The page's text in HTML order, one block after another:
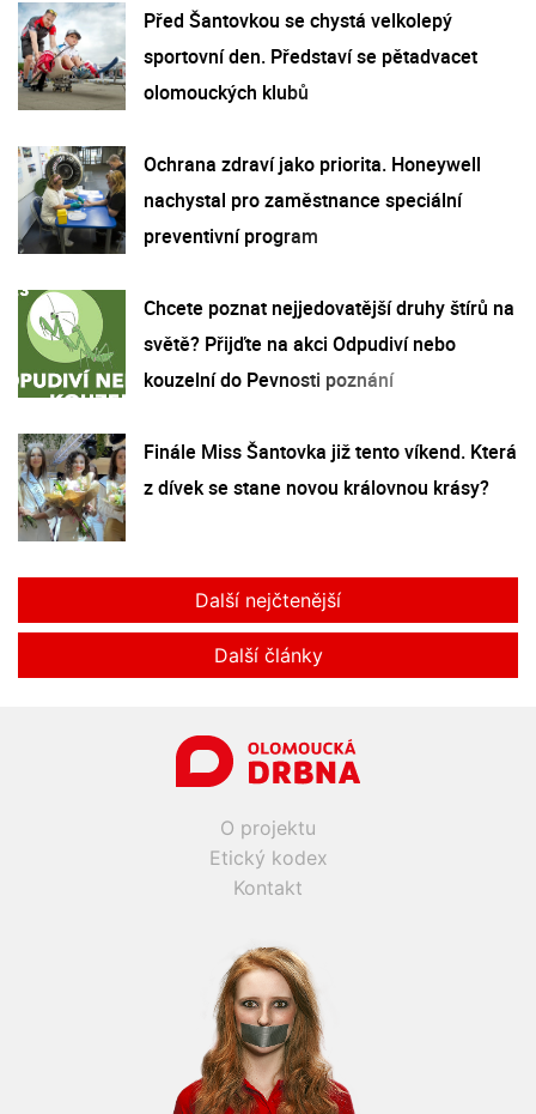
Před Šantovkou se chystá velkolepý
sportovní den. Představí se pětadvacet
olomouckých klubů
Ochrana zdraví jako priorita. Honeywell
nachystal pro zaměstnance speciální
preventivní program
Chcete poznat nejjedovatější druhy štírů na
světě? Přijďte na akci Odpudiví nebo
kouzelní do Pevnosti poznání
Finále Miss Šantovka již tento víkend. Která
z dívek se stane novou královnou krásy?
Další nejčtenější
Další články
O projektu
Etický kodex
Kontakt